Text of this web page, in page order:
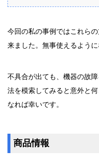
今回の私の事例ではこれら
来ました。無事使えるように
不具合が出ても、機器の故
法を模索してみると意外と
なれば幸いです。
商品情報